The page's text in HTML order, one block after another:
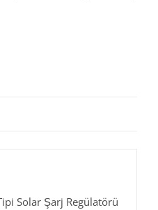
Solar Şarj Regülatörü